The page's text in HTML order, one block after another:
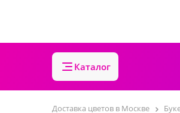
Каталог
Доставка цветов в Москве